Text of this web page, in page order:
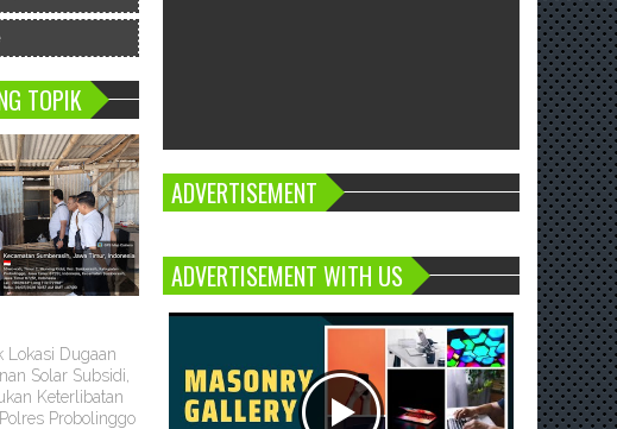
TOPIK
Lokasi Dugaan
Solar Subsidi,
Keterlibatan
Probolinggo
ADVERTISEMENT
ADVERTISEMENT WITH US